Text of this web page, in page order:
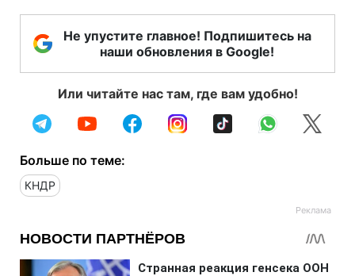
Не упустите главное! Подпишитесь на
наши обновления в Google!
Или читайте нас там, где вам удобно!
Больше по теме:
КНДР